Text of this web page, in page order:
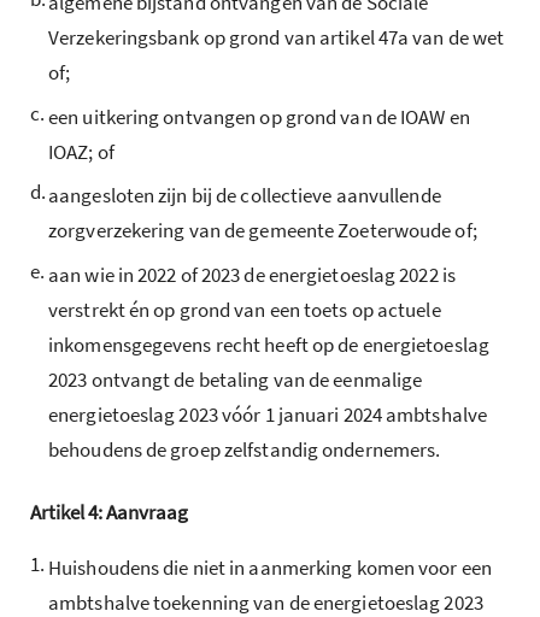
Verzekeringsbank op grond van artikel 47a van de wet
of;
c.een uitkering ontvangen op grond van de IOAW en
IOAZ; of
d.aangesloten zijn bij de collectieve aanvullende
zorgverzekering van de gemeente Zoeterwoude of;
e. aan wie in 2022 of 2023 de energietoeslag 2022 is
verstrekt én op grond van een toets op actuele
inkomensgegevens recht heeft op de energietoeslag
2023 ontvangt de betaling van de eenmalige
energietoeslag 2023 vóór 1 januari 2024 ambtshalve
behoudens de groep zelfstandig ondernemers.
Artikel4:Aanvraag
1. Huishoudens die niet in aanmerking komen voor een
ambtshalve toekenning van de energietoeslag 2023